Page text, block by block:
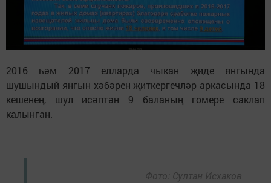
2016 һәм 2017 елларда чыкан җиде янгында
шушындый янгын хәбәрен җиткергечләр аркасында 18
кешенең, шул исәптән 9 баланың гомере саклап
калынган.
Фото: Султан Исхаков